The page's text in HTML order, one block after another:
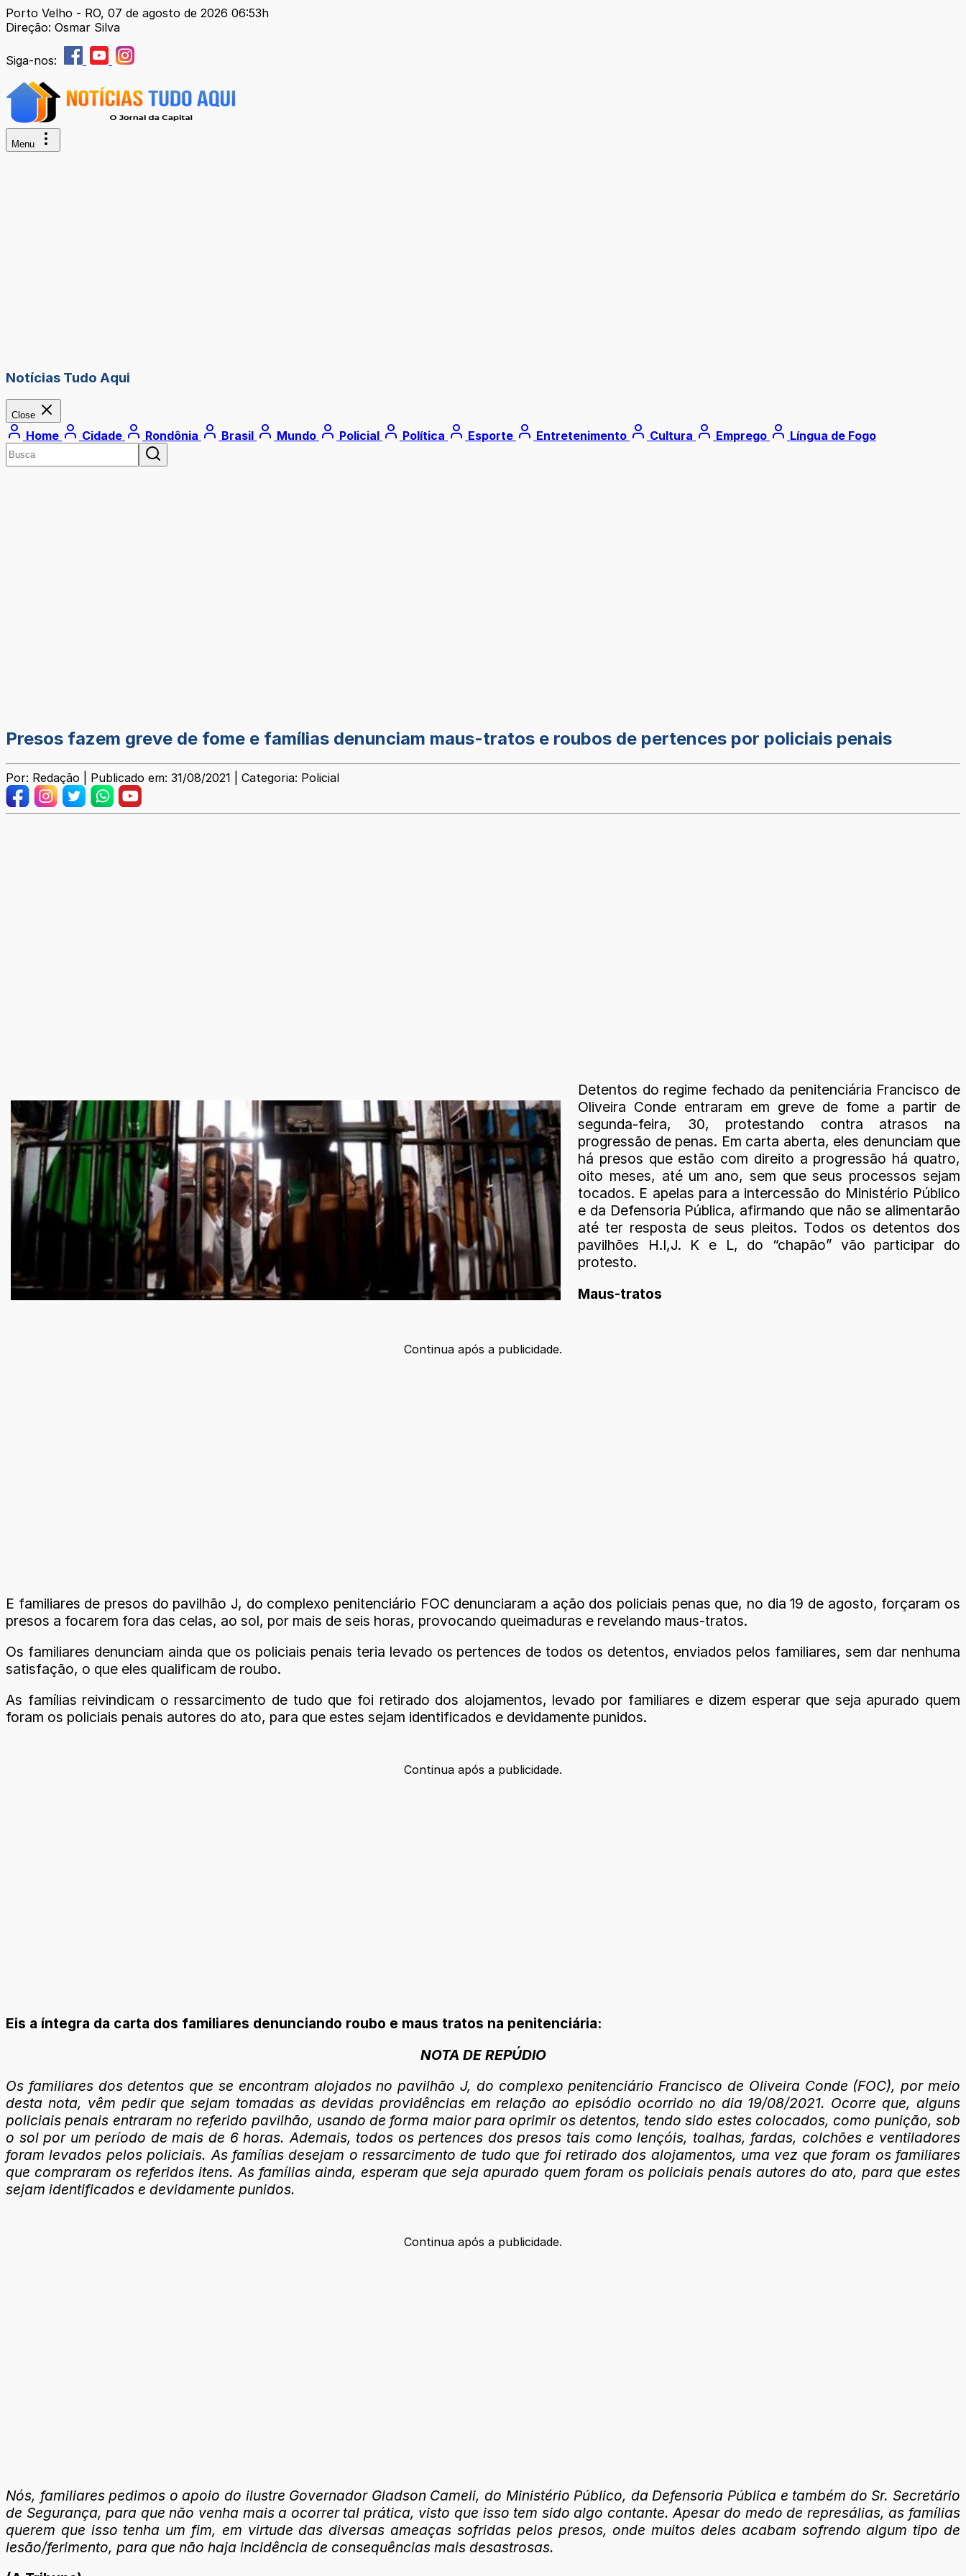
Porto Velho - RO, 07 de agosto de 2026 06:53h
Direção: Osmar Silva
Siga-nos:
Menu
Notícias Tudo Aqui
Close
Home Cidade Rondônia Brasil Mundo Policial Política Esporte Entretenimento Cultura Emprego Língua de Fogo
Presos fazem greve de fome e famílias denunciam maus-tratos e roubos de pertences por policiais penais
Por: Redação | Publicado em: 31/08/2021 | Categoria: Policial
Detentos do regime fechado da penitenciária Francisco de
Oliveira Conde entraram em greve de fome a partir de
segunda-feira, 30, protestando contra atrasos na
progressão de penas. Em carta aberta, eles denunciam que
há presos que estão com direito a progressão há quatro,
oito meses, até um ano, sem que seus processos sejam
tocados. E apelas para a intercessão do Ministério Público
e da Defensoria Pública, afirmando que não se alimentarão
até ter resposta de seus pleitos. Todos os detentos dos
pavilhões H.I,J. K e L, do “chapão” vão participar do
protesto.
Maus-tratos
Continua após a publicidade.
E familiares de presos do pavilhão J, do complexo penitenciário FOC denunciaram a ação dos policiais penas que, no dia 19 de agosto, forçaram os
presos a focarem fora das celas, ao sol, por mais de seis horas, provocando queimaduras e revelando maus-tratos.
Os familiares denunciam ainda que os policiais penais teria levado os pertences de todos os detentos, enviados pelos familiares, sem dar nenhuma
satisfação, o que eles qualificam de roubo.
As famílias reivindicam o ressarcimento de tudo que foi retirado dos alojamentos, levado por familiares e dizem esperar que seja apurado quem
foram os policiais penais autores do ato, para que estes sejam identificados e devidamente punidos.
Continua após a publicidade.
Eis a íntegra da carta dos familiares denunciando roubo e maus tratos na penitenciária:
NOTA DE REPÚDIO
Os familiares dos detentos que se encontram alojados no pavilhão J, do complexo penitenciário Francisco de Oliveira Conde (FOC), por meio
desta nota, vêm pedir que sejam tomadas as devidas providências em relação ao episódio ocorrido no dia 19/08/2021. Ocorre que, alguns
policiais penais entraram no referido pavilhão, usando de forma maior para oprimir os detentos, tendo sido estes colocados, como punição, sob
o sol por um período de mais de 6 horas. Ademais, todos os pertences dos presos tais como lençóis, toalhas, fardas, colchões e ventiladores
foram levados pelos policiais. As famílias desejam o ressarcimento de tudo que foi retirado dos alojamentos, uma vez que foram os familiares
que compraram os referidos itens. As famílias ainda, esperam que seja apurado quem foram os policiais penais autores do ato, para que estes
sejam identificados e devidamente punidos.
Continua após a publicidade.
Nós, familiares pedimos o apoio do ilustre Governador Gladson Cameli, do Ministério Público, da Defensoria Pública e também do Sr. Secretário
de Segurança, para que não venha mais a ocorrer tal prática, visto que isso tem sido algo contante. Apesar do medo de represálias, as famílias
querem que isso tenha um fim, em virtude das diversas ameaças sofridas pelos presos, onde muitos deles acabam sofrendo algum tipo de
lesão/ferimento, para que não haja incidência de consequências mais desastrosas.